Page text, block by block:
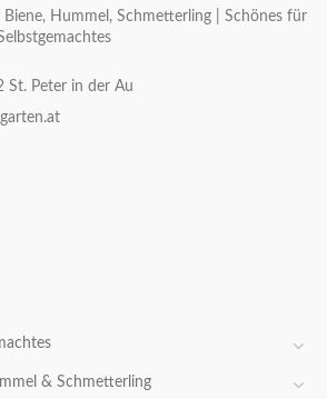
Hummel, Schmetterling | Schönes für
St. Peter in der Au
& Schmetterling